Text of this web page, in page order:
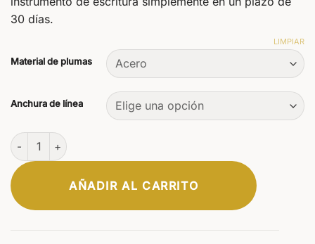
30 días.
Material de plumas
Anchura de línea
LIMPIAR
Plumín para estilográfica #5 cantidad
AÑADIR AL CARRITO